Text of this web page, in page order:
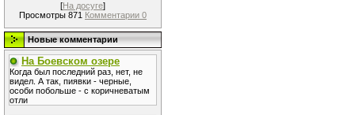
[На досуге]
Просмотры 871 Комментарии 0
Новые комментарии
На Боевском озере
Когда был последний раз, нет, не
видел. А так, пиявки - черные,
особи побольше - с коричневатым
отли